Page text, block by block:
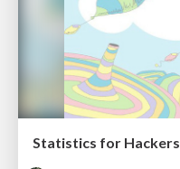
Statistics for Hackers